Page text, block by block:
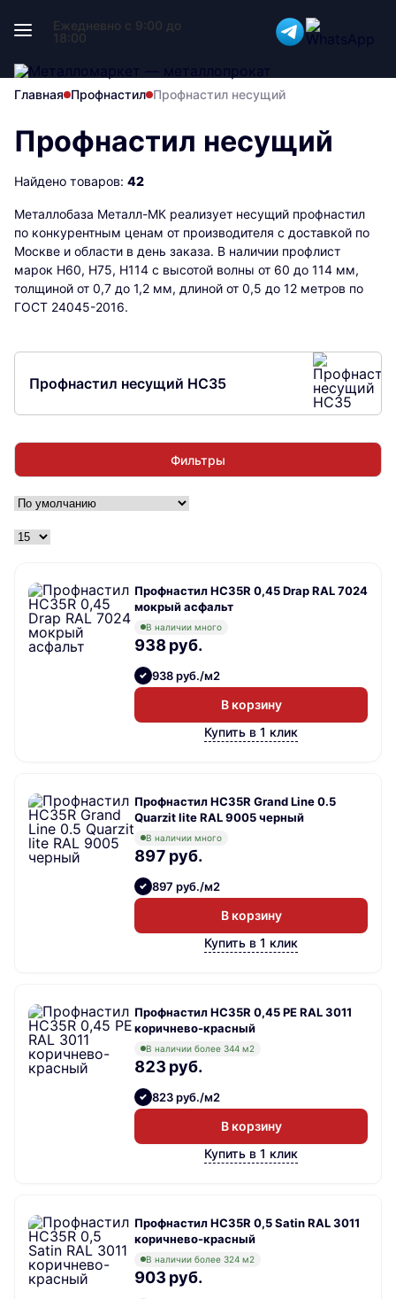
Ежедневно с 9:00 до
18:00
Главная Профнастил Профнастил несущий
Профнастил несущий
Найдено товаров: 42
Металлобаза Металл-МК реализует несущий профнастил
по конкурентным ценам от производителя с доставкой по
Москве и области в день заказа. В наличии профлист
марок Н60, Н75, Н114 с высотой волны от 60 до 114 мм,
толщиной от 0,7 до 1,2 мм, длиной от 0,5 до 12 метров по
ГОСТ 24045-2016.
Профнастил несущий НС35
Фильтры
Профнастил НС35R 0,45 Drap RAL 7024
мокрый асфальт
В наличии много
938 руб.
938 руб./м2
В корзину
Купить в 1 клик
Профнастил НС35R Grand Line 0.5
Quarzit lite RAL 9005 черный
В наличии много
897 руб.
897 руб./м2
В корзину
Купить в 1 клик
Профнастил НС35R 0,45 PE RAL 3011
коричнево-красный
В наличии более 344 м2
823 руб.
823 руб./м2
В корзину
Купить в 1 клик
Профнастил НС35R 0,5 Satin RAL 3011
коричнево-красный
В наличии более 324 м2
903 руб.